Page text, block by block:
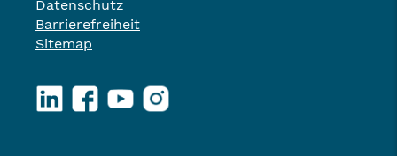
Datenschutz
Barrierefreiheit
Sitemap
LinkedInFacebookYouTubeInstagram